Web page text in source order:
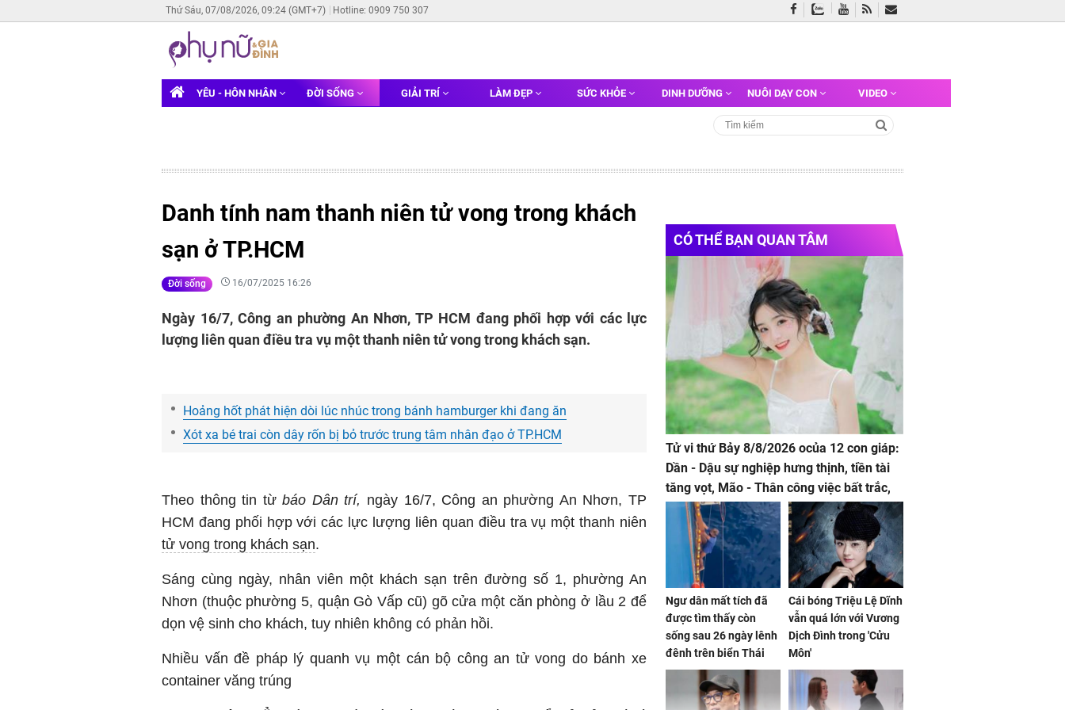
Thứ Sáu, 07/08/2026, 09:24 (GMT+7) Hotline: 0909 750 307
YÊU - HÔN NHÂN ĐỜI SỐNG GIẢI TRÍ LÀM ĐẸP SỨC KHỎE DINH DƯỠNG NUÔI DẠY CON VIDEO
Danh tính nam thanh niên tử vong trong khách
sạn ở TP.HCM
Đời sống 16/07/2025 16:26
Ngày 16/7, Công an phường An Nhơn, TP HCM đang phối hợp với các lực
lượng liên quan điều tra vụ một thanh niên tử vong trong khách sạn.
Hoảng hốt phát hiện dòi lúc nhúc trong bánh hamburger khi đang ăn
Xót xa bé trai còn dây rốn bị bỏ trước trung tâm nhân đạo ở TP.HCM
Theo thông tin từbáo Dân trí, ngày 16/7, Công an phường An Nhơn, TP
HCM đang phối hợp với các lực lượng liên quan điều tra vụ một thanh niên
tử vong trong khách sạn.
Sáng cùng ngày, nhân viên một khách sạn trên đường số 1, phường An
Nhơn (thuộc phường 5, quận Gò Vấp cũ) gõ cửa một căn phòng ở lầu 2 để
dọn vệ sinh cho khách, tuy nhiên không có phản hồi.
Nhiều vấn đề pháp lý quanh vụ một cán bộ công an tử vong do bánh xe
container văng trúng
CÓ THỂ BẠN QUAN TÂM
Tử vi thứ Bảy 8/8/2026 ocủa 12 con giáp:
Dần - Dậu sự nghiệp hưng thịnh, tiền tài
tăng vọt, Mão - Thân công việc bất trắc,
tiền mất tật mang
Ngư dân mất tích đã
được tìm thấy còn
sống sau 26 ngày lênh
đênh trên biển Thái
Bình Dương
Cái bóng Triệu Lệ Dĩnh
vẫn quá lớn với Vương
Dịch Đình trong 'Cửu
Môn'